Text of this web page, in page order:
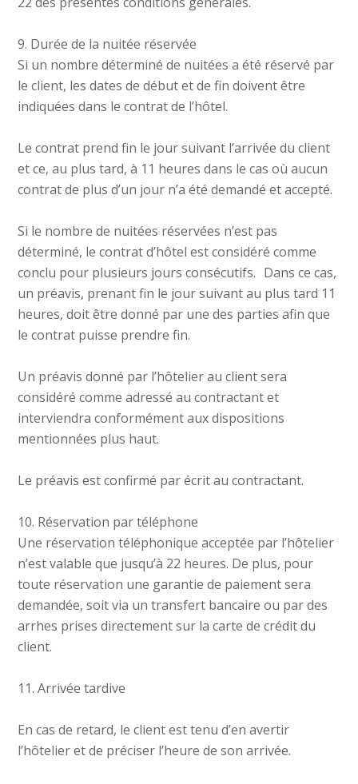
9. Durée de la nuitée réservée
Si un nombre déterminé de nuitées a été réservé par
le client, les dates de début et de fin doivent être
indiquées dans le contrat de l’hôtel.
Le contrat prend fin le jour suivant l’arrivée du client
et ce, au plus tard, à 11 heures dans le cas où aucun
contrat de plus d’un jour n’a été demandé et accepté.
Si le nombre de nuitées réservées n’est pas
déterminé, le contrat d’hôtel est considéré comme
conclu pour plusieurs jours consécutifs. Dans ce cas,
un préavis, prenant fin le jour suivant au plus tard 11
heures, doit être donné par une des parties afin que
le contrat puisse prendre fin.
Un préavis donné par l’hôtelier au client sera
considéré comme adressé au contractant et
interviendra conformément aux dispositions
mentionnées plus haut.
Le préavis est confirmé par écrit au contractant.
10. Réservation par téléphone
Une réservation téléphonique acceptée par l’hôtelier
n’est valable que jusqu’à 22 heures. De plus, pour
toute réservation une garantie de paiement sera
demandée, soit via un transfert bancaire ou par des
arrhes prises directement sur la carte de crédit du
client.
11. Arrivée tardive
En cas de retard, le client est tenu d’en avertir
l’hôtelier et de préciser l’heure de son arrivée.